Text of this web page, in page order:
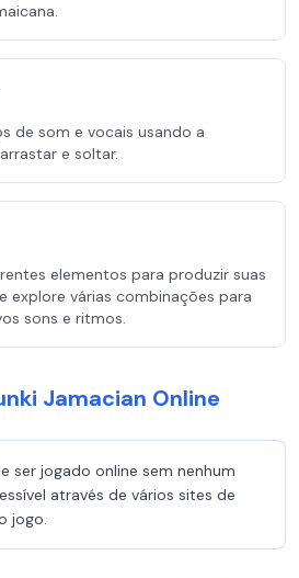
de som e vocais usando a
e soltar.
elementos para produzir suas
explore várias combinações para
sons e ritmos.
Jamacian Online
ser jogado online sem nenhum
através de vários sites de
jogo.